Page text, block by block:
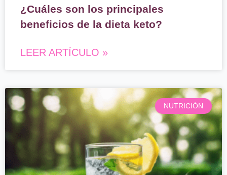
¿Cuáles son los principales
beneficios de la dieta keto?
LEER ARTÍCULO »
NUTRICIÓN